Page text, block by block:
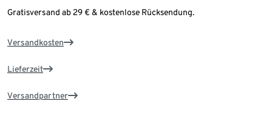
Gratisversand ab 29 € & kostenlose Rücksendung.
Versandkosten
Lieferzeit
Versandpartner